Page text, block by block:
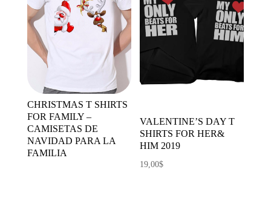
CHRISTMAS T SHIRTS
FOR FAMILY –
CAMISETAS DE
NAVIDAD PARA LA
FAMILIA
VALENTINE’S DAY T
SHIRTS FOR HER&
HIM 2019
19,00$